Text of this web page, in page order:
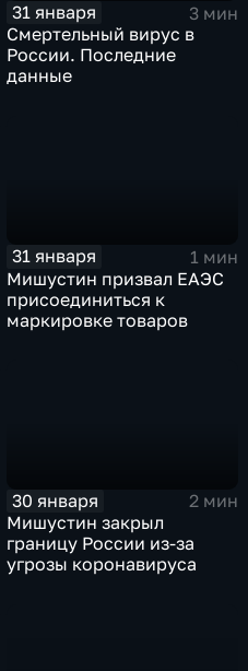
31 января
3 мин
Смертельный вирус в
России. Последние
данные
31 января
1 мин
Мишустин призвал ЕАЭС
присоединиться к
маркировке товаров
30 января
2 мин
Мишустин закрыл
границу России из-за
угрозы коронавируса